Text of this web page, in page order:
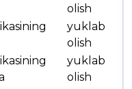
olish
yuklab
olish
yuklab
olish